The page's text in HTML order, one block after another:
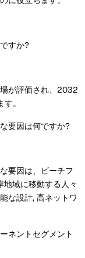
すか?
が評価され、2032
。
要因は何ですか?
要因は、ビーチフ
域に移動する人々
な設計, 高ネットワ
ネントセグメント